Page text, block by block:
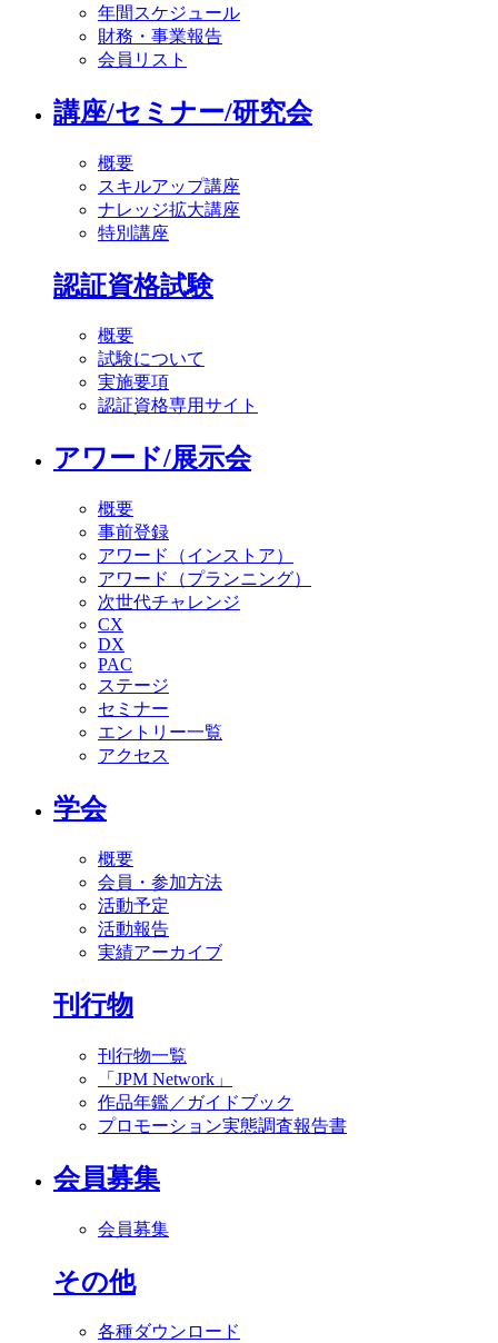
年間スケジュール
財務・事業報告
会員リスト
講座/セミナー/研究会
概要
スキルアップ講座
ナレッジ拡大講座
特別講座
認証資格試験
概要
試験について
実施要項
認証資格専用サイト
アワード/展示会
概要
事前登録
アワード（インストア）
アワード（プランニング）
次世代チャレンジ
CX
DX
PAC
ステージ
セミナー
エントリー一覧
アクセス
学会
概要
会員・参加方法
活動予定
活動報告
実績アーカイブ
刊行物
刊行物一覧
「JPM Network」
作品年鑑／ガイドブック
プロモーション実態調査報告書
会員募集
会員募集
その他
各種ダウンロード